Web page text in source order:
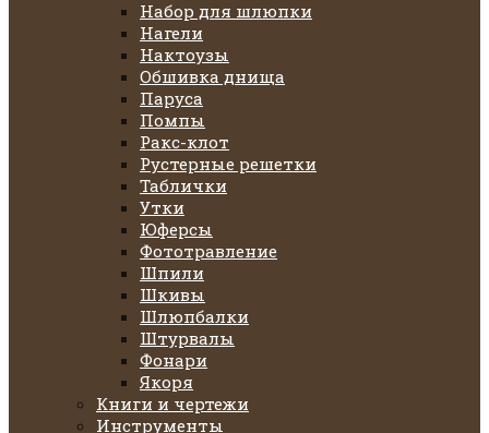
Набор для шлюпки
Нагели
Нактоузы
Обшивка днища
Паруса
Помпы
Ракс-клот
Рустерные решетки
Таблички
Утки
Юферсы
Фототравление
Шпили
Шкивы
Шлюпбалки
Штурвалы
Фонари
Якоря
Книги и чертежи
Инструменты